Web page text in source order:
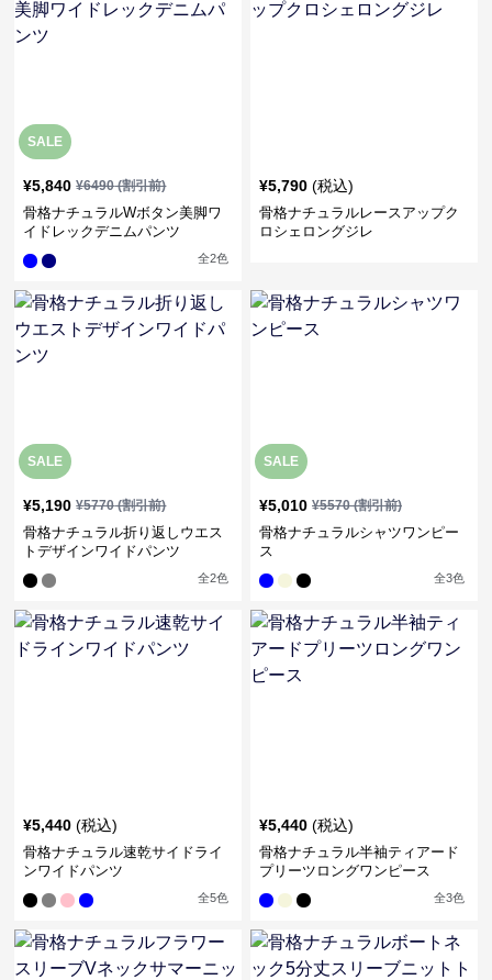
SALE
¥5,840 ¥6490(割引前)
骨格ナチュラルWボタン美脚ワ
イドレックデニムパンツ
全2色
¥5,790 (税込)
骨格ナチュラルレースアップク
ロシェロングジレ
SALE
¥5,190 ¥5770(割引前)
骨格ナチュラル折り返しウエス
トデザインワイドパンツ
全2色
SALE
¥5,010 ¥5570(割引前)
骨格ナチュラルシャツワンピー
ス
全3色
¥5,440 (税込)
骨格ナチュラル速乾サイドライ
ンワイドパンツ
全5色
¥5,440 (税込)
骨格ナチュラル半袖ティアード
プリーツロングワンピース
全3色